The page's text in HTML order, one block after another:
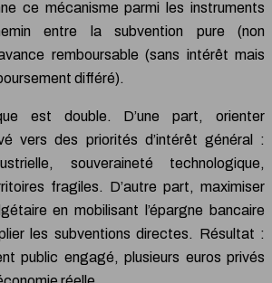
ce mécanisme parmi les instruments
entre la subvention pure (non
remboursable (sans intérêt mais
différé).
est double. D’une part, orienter
vers des priorités d’intérêt général :
souveraineté technologique,
fragiles. D’autre part, maximiser
en mobilisant l’épargne bancaire
les subventions directes. Résultat :
public engagé, plusieurs euros privés